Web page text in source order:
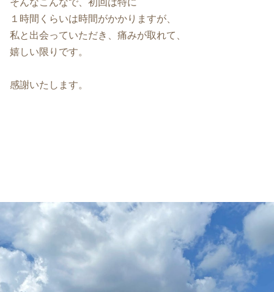
そんなこんなで、初回は特に
１時間くらいは時間がかかりますが、
私と出会っていただき、痛みが取れて、
嬉しい限りです。
感謝いたします。